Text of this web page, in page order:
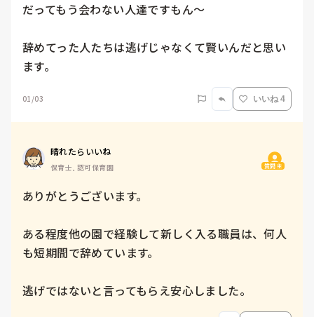
だってもう会わない人達ですもん〜
辞めてった人たちは逃げじゃなくて賢いんだと思い
ます。
01/03 いいね 4
晴れたらいいね
保育士, 認可保育園 質問主
ありがとうございます。
ある程度他の園で経験して新しく入る職員は、何人
も短期間で辞めています。
逃げではないと言ってもらえ安心しました。